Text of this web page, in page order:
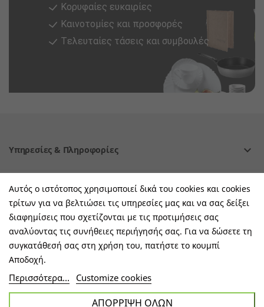
Κορυφαίες ευκαιρίες
Καινοτομίες και προσφορές
Tελευταίες τάσεις και συμβουλές
Υπηρεσίες & Πληροφορίες keyboard_arrow_down
Τα Οφέλη Σας Μαζί Μας keyboard_arrow_down
Ακολουθήστε Μας keyboard_arrow_down
Αυτός ο ιστότοπος χρησιμοποιεί δικά του cookies και cookies
τρίτων για να βελτιώσει τις υπηρεσίες μας και να σας δείξει
διαφημίσεις που σχετίζονται με τις προτιμήσεις σας
αναλύοντας τις συνήθειες περιήγησής σας. Για να δώσετε τη
συγκατάθεσή σας στη χρήση του, πατήστε το κουμπί
Αποδοχή.
Περισσότερα... Customize cookies
ΑΠΌΡΡΙΨΗ ΌΛΩΝ
Copyright © All Rights Reserved 2023